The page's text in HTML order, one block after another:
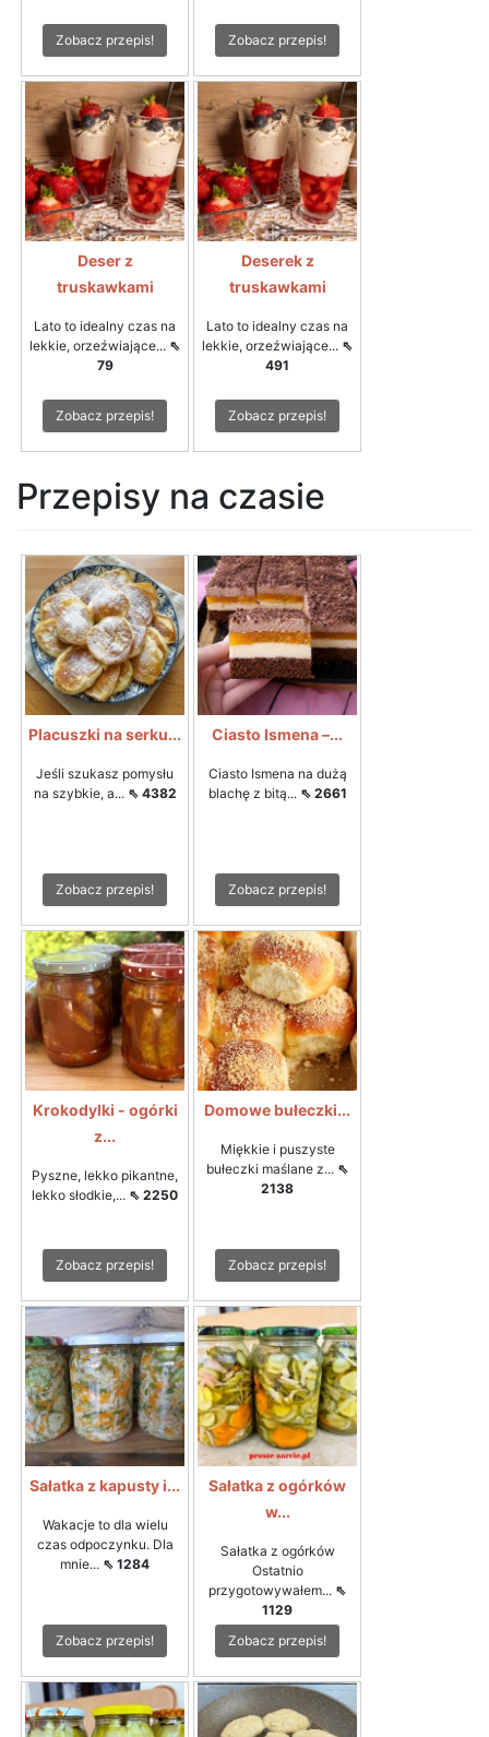
Zobacz przepis! Zobacz przepis!
Deser z
truskawkami
Lato to idealny czas na
lekkie, orzeźwiające... ⇖
79
Zobacz przepis!
Deserek z
truskawkami
Lato to idealny czas na
lekkie, orzeźwiające... ⇖
491
Zobacz przepis!
Przepisy na czasie
Placuszki na serku...
Jeśli szukasz pomysłu
na szybkie, a... ⇖ 4382
Zobacz przepis!
Ciasto Ismena –...
Ciasto Ismena na dużą
blachę z bitą... ⇖ 2661
Zobacz przepis!
Krokodylki - ogórki
z...
Pyszne, lekko pikantne,
lekko słodkie,... ⇖ 2250
Zobacz przepis!
Domowe bułeczki...
Miękkie i puszyste
bułeczki maślane z... ⇖
2138
Zobacz przepis!
Sałatka z kapusty i...
Wakacje to dla wielu
czas odpoczynku. Dla
mnie... ⇖ 1284
Zobacz przepis!
Sałatka z ogórków
w...
Sałatka z ogórków
Ostatnio
przygotowywałem... ⇖
1129
Zobacz przepis!